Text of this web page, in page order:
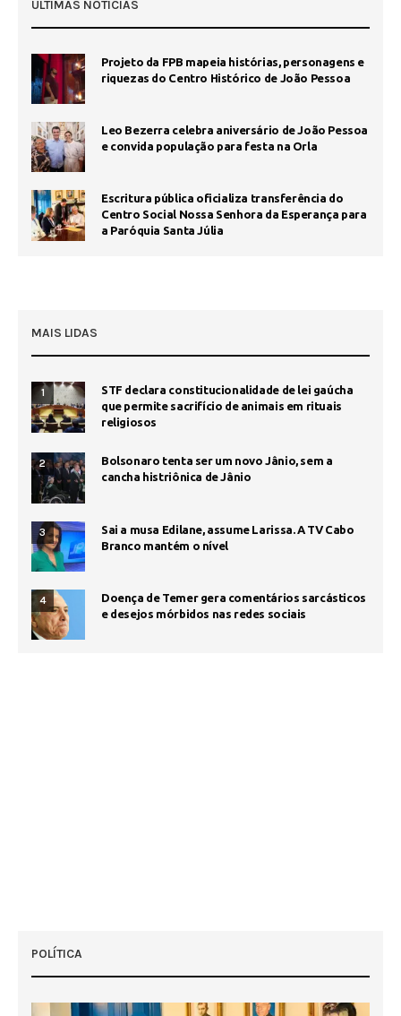
ÚLTIMAS NOTÍCIAS
Projeto da FPB mapeia histórias, personagens e
riquezas do Centro Histórico de João Pessoa
Leo Bezerra celebra aniversário de João Pessoa
e convida população para festa na Orla
Escritura pública oficializa transferência do
Centro Social Nossa Senhora da Esperança para
a Paróquia Santa Júlia
MAIS LIDAS
1
STF declara constitucionalidade de lei gaúcha
que permite sacrifício de animais em rituais
religiosos
2
Bolsonaro tenta ser um novo Jânio, sem a
cancha histriônica de Jânio
3
Sai a musa Edilane, assume Larissa. A TV Cabo
Branco mantém o nível
4
Doença de Temer gera comentários sarcásticos
e desejos mórbidos nas redes sociais
POLÍTICA